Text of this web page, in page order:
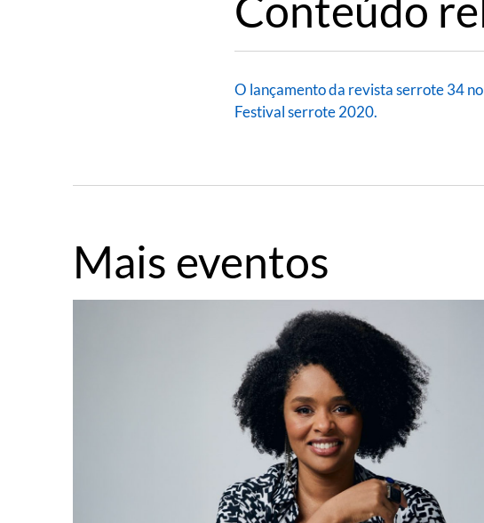
O lançamento da revista serrote 34
Festival serrote 2020.
Mais eventos